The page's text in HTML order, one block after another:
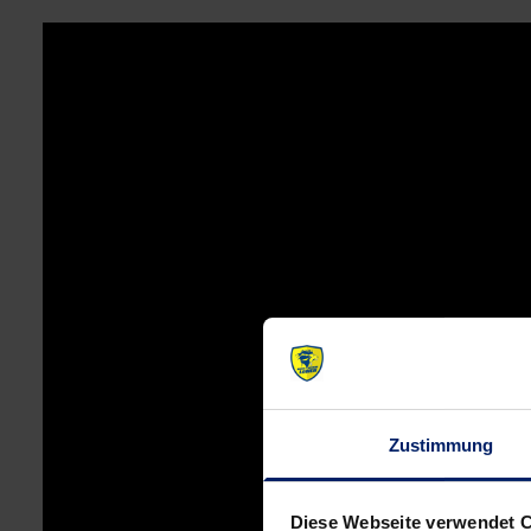
Zustimmung
Diese Webseite verwendet